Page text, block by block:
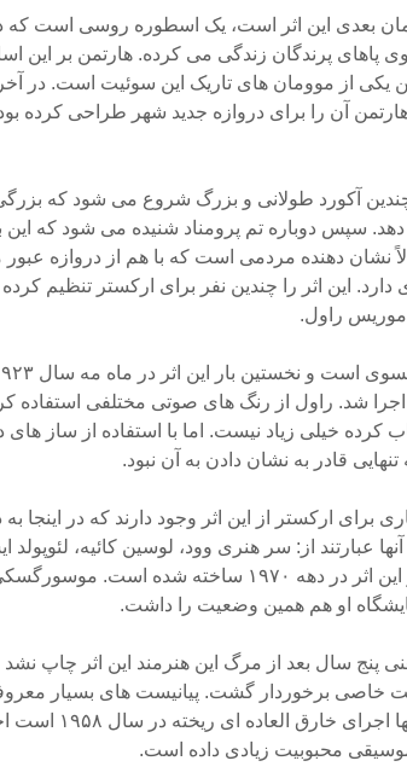
بعدى این اثر است، یک اسطوره روسى است که
پاهاى پرندگان زندگى مى کرده. هارتمن بر
یکى از موومان هاى تاریک این سوئیت است. در
آن را براى دروازه جدید شهر طراحى کرده
آکورد طولانى و بزرگ شروع مى شود که
سپس دوباره تم پرومناد شنیده مى شود که این
نشان دهنده مردمى است که با هم از دروازه
دارد. این اثر را چندین نفر براى ارکستر تنظیم
راول.
شد. راول از رنگ هاى صوتى مختلفى استفاده
کرده خیلى زیاد نیست. اما با استفاده از ساز
تنهایى قادر به نشان دادن به آن نبود.
براى ارکستر از این اثر وجود دارند که در اینجا
عبارتند از: سر هنرى وود، لوسین کائیه،
گونه راک هم از این اثر در دهه ۱۹۷۰ ساخته
او هم همین وضعیت را داشت.
سال ۱۸۸۶ یعنى پنج سال بعد از مرگ این هنرمند این اثر
خاصى برخوردار گشت. پیانیست هاى بسیار معروفى
معروف ترین آنها
محبوبیت زیادى داده است.